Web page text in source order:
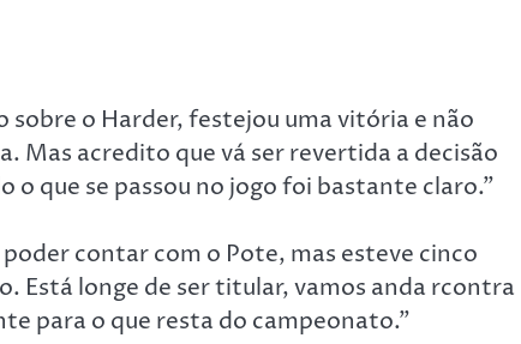
sobre o Harder, festejou uma vitória e não
Mas acredito que vá ser revertida a decisão
o que se passou no jogo foi bastante claro.”
poder contar com o Pote, mas esteve cinco
Está longe de ser titular, vamos anda rcontra
para o que resta do campeonato.”